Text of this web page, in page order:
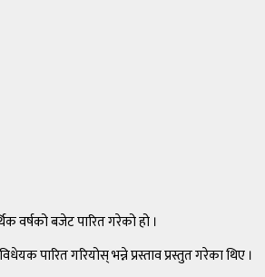
बजेट पारित गरेको हो ।
पारित गरियोस् भन्ने प्रस्ताव प्रस्तुत गरेका थिए ।